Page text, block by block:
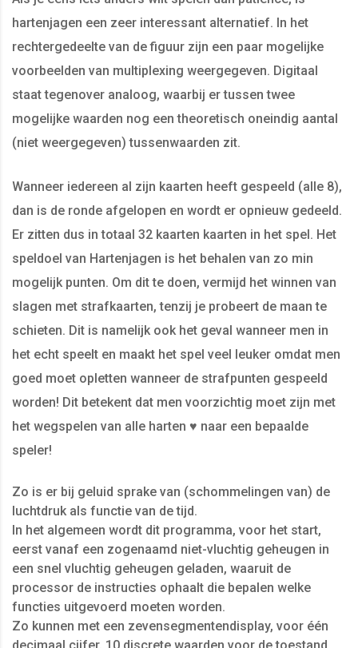
hartenjagen een zeer interessant alternatief. In het
rechtergedeelte van de figuur zijn een paar mogelijke
voorbeelden van multiplexing weergegeven. Digitaal
staat tegenover analoog, waarbij er tussen twee
mogelijke waarden nog een theoretisch oneindig aantal
(niet weergegeven) tussenwaarden zit.
Wanneer iedereen al zijn kaarten heeft gespeeld (alle 8),
dan is de ronde afgelopen en wordt er opnieuw gedeeld.
Er zitten dus in totaal 32 kaarten kaarten in het spel. Het
speldoel van Hartenjagen is het behalen van zo min
mogelijk punten. Om dit te doen, vermijd het winnen van
slagen met strafkaarten, tenzij je probeert de maan te
schieten. Dit is namelijk ook het geval wanneer men in
het echt speelt en maakt het spel veel leuker omdat men
goed moet opletten wanneer de strafpunten gespeeld
worden! Dit betekent dat men voorzichtig moet zijn met
het wegspelen van alle harten ♥ naar een bepaalde
speler!
Zo is er bij geluid sprake van (schommelingen van) de
luchtdruk als functie van de tijd.
In het algemeen wordt dit programma, voor het start,
eerst vanaf een zogenaamd niet-vluchtig geheugen in
een snel vluchtig geheugen geladen, waaruit de
processor de instructies ophaalt die bepalen welke
functies uitgevoerd moeten worden.
Zo kunnen met een zevensegmentendisplay, voor één